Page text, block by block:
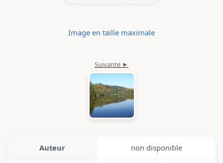
Image en taille maximale
Auteur non disponible